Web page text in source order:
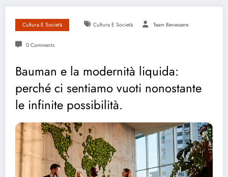
Cultura E Società Cultura E Società Team Benessere
0 Comments
Bauman e la modernità liquida:
perché ci sentiamo vuoti nonostante
le infinite possibilità.